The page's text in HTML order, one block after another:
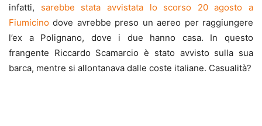
infatti, sarebbe stata avvistata lo scorso 20 agosto a
Fiumicinodove avrebbe preso un aereo per raggiungere
l’ex a Polignano, dove i due hanno casa. In questo
frangente Riccardo Scamarcio è stato avvisto sulla sua
barca, mentre si allontanava dalle coste italiane. Casualità?